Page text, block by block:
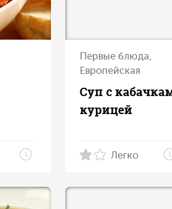
Первые блюда,
Европейская
Суп с
курицей
Легко